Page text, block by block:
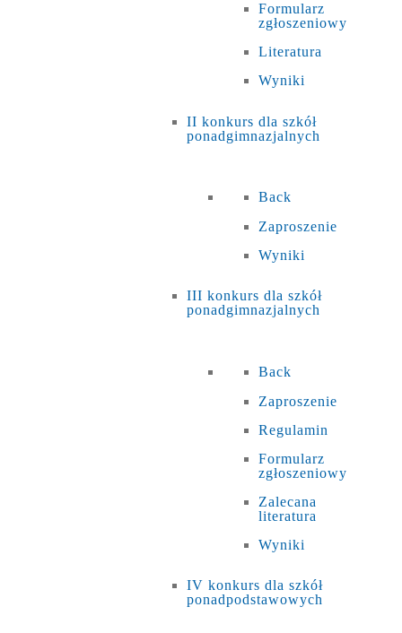
Formularz
zgłoszeniowy
Literatura
Wyniki
II konkurs dla szkół
ponadgimnazjalnych
Back
Zaproszenie
Wyniki
III konkurs dla szkół
ponadgimnazjalnych
Back
Zaproszenie
Regulamin
Formularz
zgłoszeniowy
Zalecana
literatura
Wyniki
IV konkurs dla szkół
ponadpodstawowych